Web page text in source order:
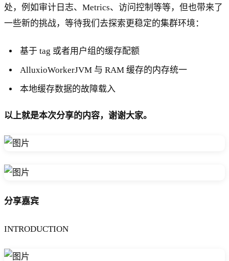
处，例如审计日志、Metrics、访问控制等等，但也带来了
一些新的挑战，等待我们去探索更稳定的集群环境：
基于 tag 或者用户组的缓存配额
AlluxioWorkerJVM 与 RAM 缓存的内存统一
本地缓存数据的故障载入
以上就是本次分享的内容，谢谢大家。
分享嘉宾
INTRODUCTION